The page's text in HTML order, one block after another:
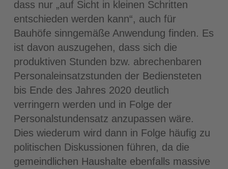
dass nur „auf Sicht in kleinen Schritten
entschieden werden kann“, auch für
Bauhöfe sinngemäße Anwendung finden. Es
ist davon auszugehen, dass sich die
produktiven Stunden bzw. abrechenbaren
Personaleinsatzstunden der Bediensteten
bis Ende des Jahres 2020 deutlich
verringern werden und in Folge der
Personalstundensatz anzupassen wäre.
Dies wiederum wird dann in Folge häufig zu
politischen Diskussionen führen, da die
gemeindlichen Haushalte ebenfalls massive